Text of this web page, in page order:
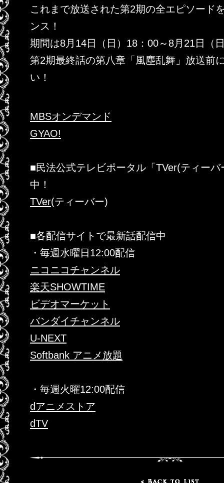
これまで放送された第2期の全エピソード
ンス！
期間は8月14日（日）18：00～8月21日（
第2期最終話の第八章「風塵乱舞」放送前
い！
MBSオンデマンド
GYAO!
■民法公式テレビポータル「TVer(ティー
中！
TVer(ティーバー)
■各配信サイトで最新話配信中
・毎週水曜日12:00配信
ニコニコチャンネル
楽天SHOWTIME
ビデオマーケット
バンダイチャンネル
U-NEXT
Softbank アニメ放題
・毎週火曜12:00配信
dアニメストア
dTV